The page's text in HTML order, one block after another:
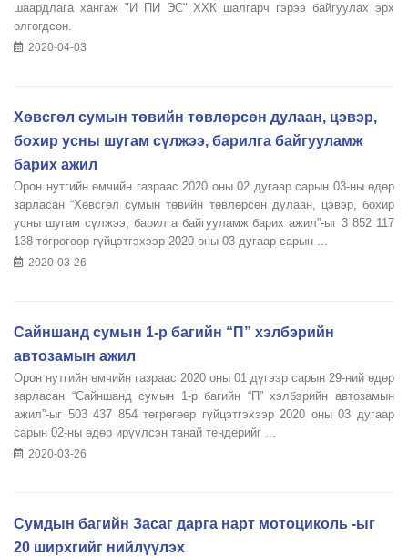
шаардлага хангаж "И ПИ ЭС" ХХК шалгарч гэрээ байгуулах эрх
олгогдсон.
2020-04-03
Хөвсгөл сумын төвийн төвлөрсөн дулаан, цэвэр,
бохир усны шугам сүлжээ, барилга байгууламж
барих ажил
Орон нутгийн өмчийн газраас 2020 оны 02 дугаар сарын 03-ны өдөр
зарласан “Хөвсгөл сумын төвийн төвлөрсөн дулаан, цэвэр, бохир
усны шугам сүлжээ, барилга байгууламж барих ажил”-ыг 3 852 117
138 төгрөгөөр гүйцэтгэхээр 2020 оны 03 дугаар сарын ...
2020-03-26
Сайншанд сумын 1-р багийн “П” хэлбэрийн
автозамын ажил
Орон нутгийн өмчийн газраас 2020 оны 01 дүгээр сарын 29-ний өдөр
зарласан “Сайншанд сумын 1-р багийн “П” хэлбэрийн автозамын
ажил”-ыг 503 437 854 төгрөгөөр гүйцэтгэхээр 2020 оны 03 дугаар
сарын 02-ны өдөр ирүүлсэн танай тендерийг ...
2020-03-26
Сумдын багийн Засаг дарга нарт мотоциколь -ыг
20 ширхгийг нийлүүлэх